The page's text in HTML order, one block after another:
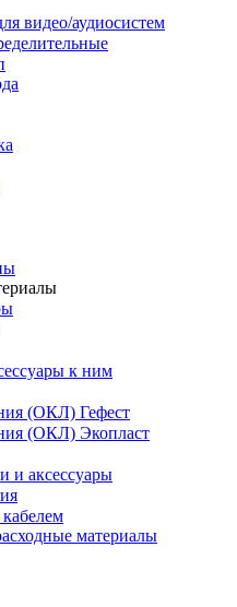
видео/аудиосистем
к ним
(ОКЛ) Гефест
(ОКЛ) Экопласт
и аксессуары
материалы